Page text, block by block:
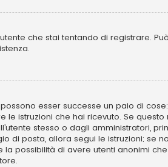
che stai tentando di registrare.
esser successe un paio di
istruzioni che hai ricevuto. Se questo
stesso o dagli amministratori,
di posta, allora segui le istruzioni; se
possibilità di avere utenti anonimi